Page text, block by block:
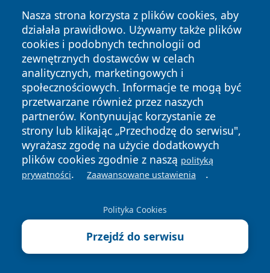
zwłaszcza w rejonach występowania chorób
odkleszczowych, takich jak borelioza czy kleszczowe
zapalenie mózgu, oraz tropikalnych – przenoszonych
przez komary (denga, Zika, malaria).
Z drugiej strony mamy naturalne środki – głównie
oparte na olejkach eterycznych takich jak eukaliptus
cytrynowy, lawenda, mięta pieprzowa, geranium czy
cedr. Ich działanie opiera się również na maskowaniu
zapachu skóry, jednak trwałość jest znacznie krótsza.
Większość naturalnych repelentów działa przez 20–60
minut, niektóre do dwóch godzin. Ekstrakt z
skuteczność do DEET w badaniach klinicznych, ale
wymaga częstszej aplikacji. Naturalne formuły są
lepiej tolerowane przez skórę, rzadziej powodują
Nasza strona korzysta z plików cookies, aby
działała prawidłowo. Używamy także plików
cookies i podobnych technologii od
zewnętrznych dostawców w celach
analitycznych, marketingowych i
społecznościowych. Informacje te mogą być
przetwarzane również przez naszych
partnerów. Kontynuując korzystanie ze
strony lub klikając „Przechodzę do serwisu",
wyrażasz zgodę na użycie dodatkowych
plików cookies zgodnie z naszą polityką
prywatności. Zaawansowane ustawienia .
Polityka Cookies
Przejdź do serwisu